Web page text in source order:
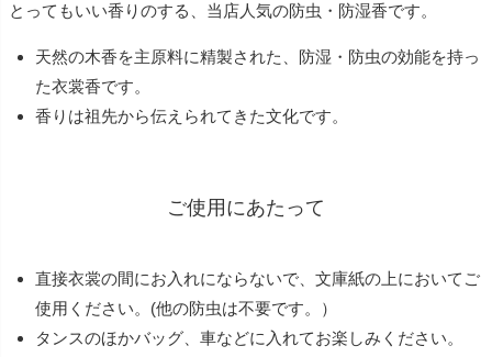
とってもいい香りのする、当店人気の防虫・防湿香です。
天然の木香を主原料に精製された、防湿・防虫の効能を持っ
た衣裳香です。
香りは祖先から伝えられてきた文化です。
ご使用にあたって
直接衣裳の間にお入れにならないで、文庫紙の上においてご
使用ください。(他の防虫は不要です。）
タンスのほかバッグ、車などに入れてお楽しみください。